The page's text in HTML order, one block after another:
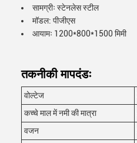
सामग्रीः स्टेनलेस स्टील
मॉडल: पीजीएस
आयामः 1200*800*1500 मिमी
तकनीकी मापदंडः
वोल्टेज
कच्चे माल में नमी की मात्रा
वजन